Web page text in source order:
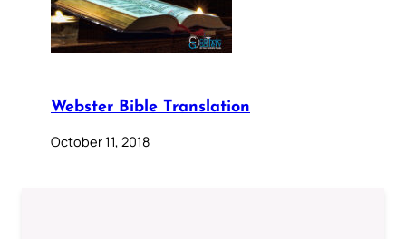
Webster Bible Translation
October 11, 2018